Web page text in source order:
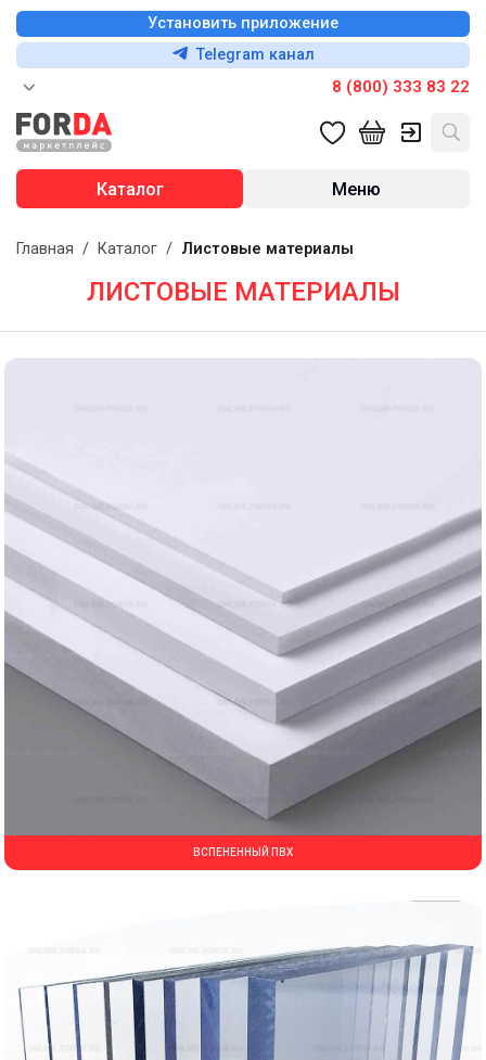
Установить приложение
Telegram канал
8 (800) 333 83 22
Каталог Меню
Главная / Каталог / Листовые материалы
ЛИСТОВЫЕ МАТЕРИАЛЫ
ВСПЕНЕННЫЙ ПВХ